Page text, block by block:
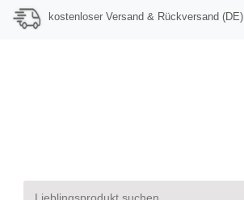
kostenloser Versand & Rückversand (DE)